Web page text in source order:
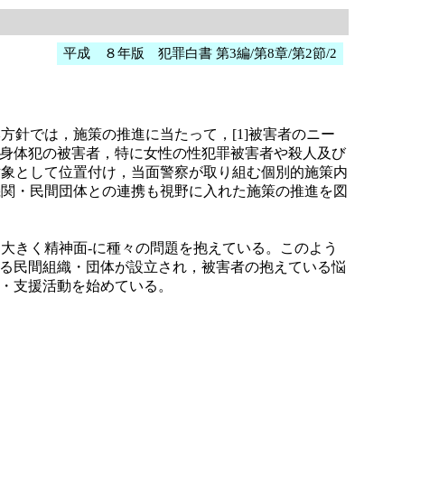
平成 ８年版 犯罪白書 第3編/第8章/第2節/2
では，施策の推進に当たって，[1]被害者のニー
体犯の被害者，特に女性の性犯罪被害者や殺人及び
として位置付け，当面警察が取り組む個別的施策内
・民間団体との連携も視野に入れた施策の推進を図
く精神面-に種々の問題を抱えている。このよう
民間組織・団体が設立され，被害者の抱えている悩
支援活動を始めている。